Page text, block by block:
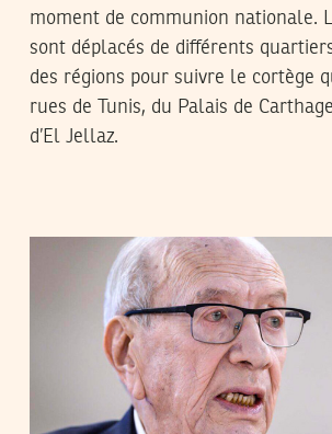
moment de communion nationale.
sont déplacés de différents
des régions pour suivre le cortège
rues de Tunis, du Palais de
d’El Jellaz.